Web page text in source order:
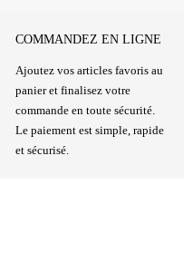
COMMANDEZ EN LIGNE
Ajoutez vos articles favoris au
panier et finalisez votre
commande en toute sécurité.
Le paiement est simple, rapide
et sécurisé.